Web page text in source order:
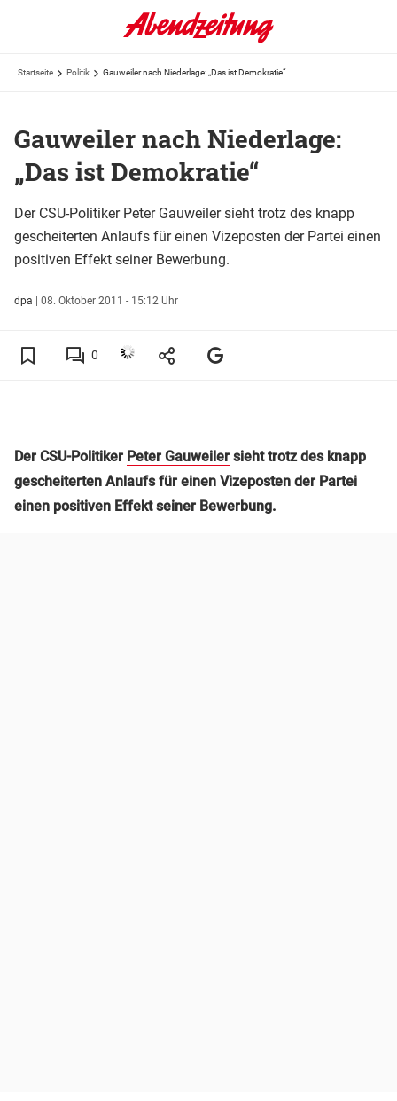
Startseite Politik Gauweiler nach Niederlage: „Das ist Demokratie“
Gauweiler nach Niederlage:
„Das ist Demokratie“
Der CSU-Politiker Peter Gauweiler sieht trotz des knapp
gescheiterten Anlaufs für einen Vizeposten der Partei einen
positiven Effekt seiner Bewerbung.
dpa | 08. Oktober 2011 - 15:12 Uhr
0
Der CSU-Politiker Peter Gauweiler sieht trotz des knapp
gescheiterten Anlaufs für einen Vizeposten der Partei
einen positiven Effekt seiner Bewerbung.